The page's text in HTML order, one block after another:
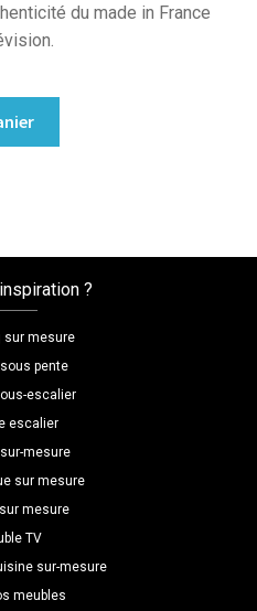
du made in France
?
sur mesure
pente
escalier
escalier
mesure
sur mesure
mesure
TV
sur-mesure
meubles